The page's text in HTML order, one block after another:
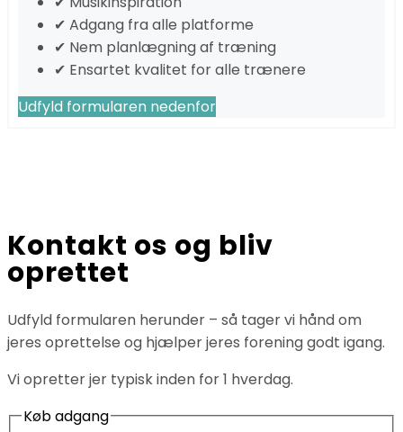
✔ Adgang fra alle platforme
✔ Nem planlægning af træning
✔ Ensartet kvalitet for alle trænere
Udfyld formularen nedenfor
Kontakt os og bliv
oprettet
Udfyld formularen herunder – så tager vi hånd om
jeres oprettelse og hjælper jeres forening godt igang.
Vi opretter jer typisk inden for 1 hverdag.
Køb adgang